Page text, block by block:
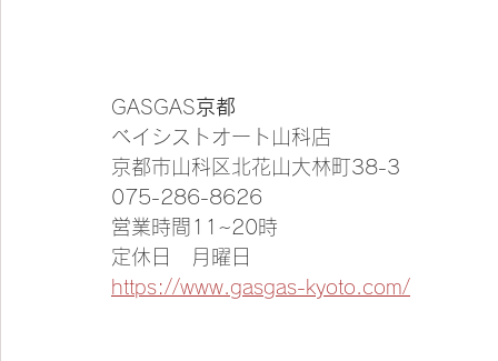
GASGAS京都
ベイシストオート山科店
京都市山科区北花山大林町38-3
075-286-8626
営業時間11~20時
定休日　月曜日
https://www.gasgas-kyoto.com/